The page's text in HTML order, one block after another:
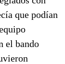
que podían
el bando